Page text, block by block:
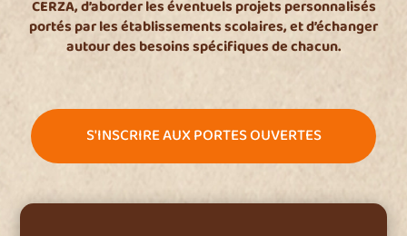
CERZA, d’aborder les éventuels projets personnalisés
portés par les établissements scolaires, et d’échanger
autour des besoins spécifiques de chacun.
S'INSCRIRE AUX PORTES OUVERTES